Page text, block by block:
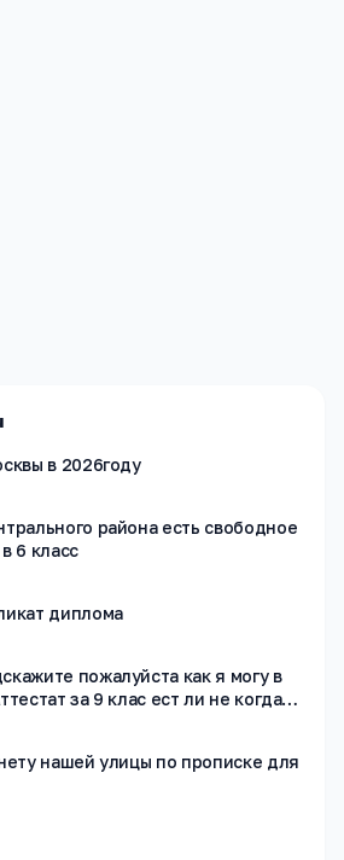
в 2026году
района есть свободное
место для записи в 6 класс
диплома
пожалуйста как я могу в
за 9 клас ест ли не когда
нашей улицы по прописке для